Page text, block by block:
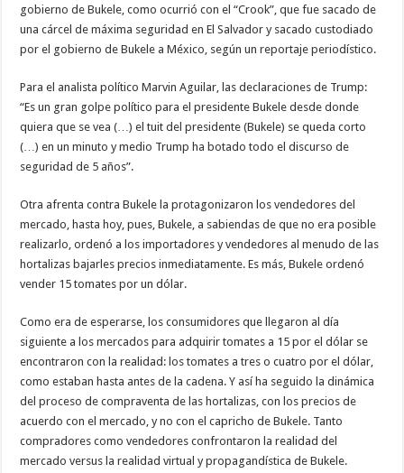
gobierno de Bukele, como ocurrió con el “Crook”, que fue sacado de
una cárcel de máxima seguridad en El Salvador y sacado custodiado
por el gobierno de Bukele a México, según un reportaje periodístico.
Para el analista político Marvin Aguilar, las declaraciones de Trump:
“Es un gran golpe político para el presidente Bukele desde donde
quiera que se vea (…) el tuit del presidente (Bukele) se queda corto
(…) en un minuto y medio Trump ha botado todo el discurso de
seguridad de 5 años”.
Otra afrenta contra Bukele la protagonizaron los vendedores del
mercado, hasta hoy, pues, Bukele, a sabiendas de que no era posible
realizarlo, ordenó a los importadores y vendedores al menudo de las
hortalizas bajarles precios inmediatamente. Es más, Bukele ordenó
vender 15 tomates por un dólar.
Como era de esperarse, los consumidores que llegaron al día
siguiente a los mercados para adquirir tomates a 15 por el dólar se
encontraron con la realidad: los tomates a tres o cuatro por el dólar,
como estaban hasta antes de la cadena. Y así ha seguido la dinámica
del proceso de compraventa de las hortalizas, con los precios de
acuerdo con el mercado, y no con el capricho de Bukele. Tanto
compradores como vendedores confrontaron la realidad del
mercado versus la realidad virtual y propagandística de Bukele.